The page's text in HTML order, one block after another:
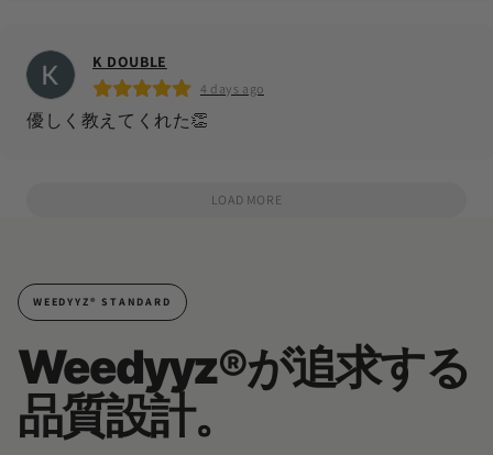
K DOUBLE
4 days ago
優しく教えてくれた👏
LOAD MORE
WEEDYYZ®︎ STANDARD
Weedyyz®︎が追求する
品質設計。